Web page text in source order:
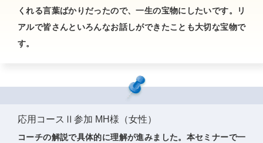
くれる言葉ばかりだったので、一生の宝物にしたいです。リ
アルで皆さんといろんなお話しができたことも大切な宝物で
す。
応用コースⅡ参加 MH様（女性）
コーチの解説で具体的に理解が進みました。本セミナーで一